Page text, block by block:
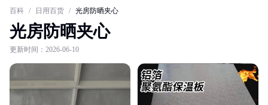
百科 / 日用百货 / 光房防晒夹心
光房防晒夹心
更新时间：2026-06-10